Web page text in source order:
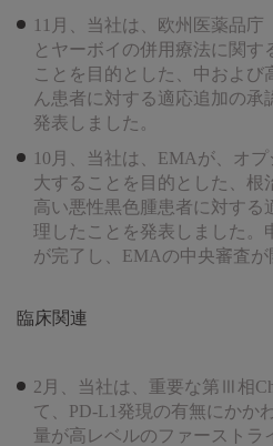
11月、当社は、欧州医薬品
とヤーボイの併用療法に関す
ことを目的とした、中およ
ん患者に対する適応追加の承
発表しました。
10月、当社は、EMAが、オ
大することを目的とした、根
高い悪性黒色腫患者に対する
理したことを発表しました。
が完了し、EMAの中央審査が
臨床関連
2月、当社は、重要な第Ⅲ相
て、PD-L1発現の有無にかか
量が高レベルのファーストラ